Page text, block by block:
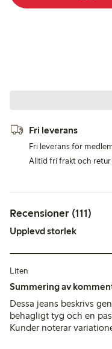
Fri leverans
Fri leverans för
Alltid fri frakt och retur
Recensioner (111)
Upplevd storlek
Liten
Summering av
Dessa jeans beskrivs
behagligt tyg och en
Kunder noterar
rekommenderar ofta